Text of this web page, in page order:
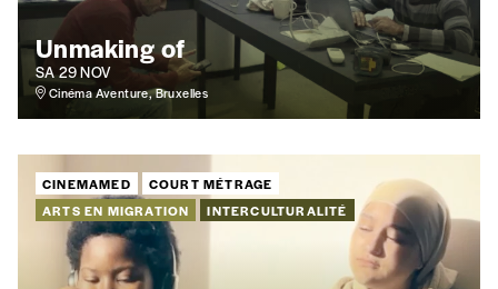
Unmaking of
SA 29 NOV
Cinéma Aventure, Bruxelles
CINEMAMED
COURT MÉTRAGE
ARTS EN MIGRATION
INTERCULTURALITÉ